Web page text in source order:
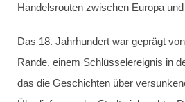
Handelsrouten zwischen Europa
Das 18. Jahrhundert war geprägt
Rande, einem Schlüsselereignis in
das die Geschichten über